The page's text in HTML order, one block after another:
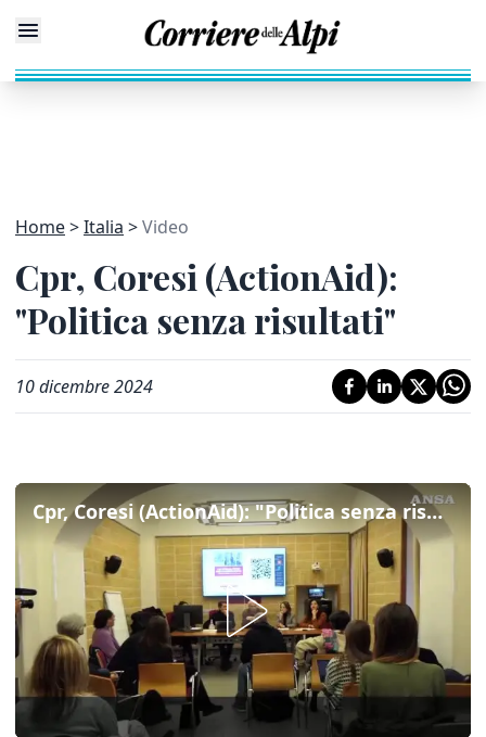
Home Italia Video
Cpr, Coresi (ActionAid):
"Politica senza risultati"
10 dicembre 2024
Cpr, Coresi (ActionAid): "Politica senza risultati"